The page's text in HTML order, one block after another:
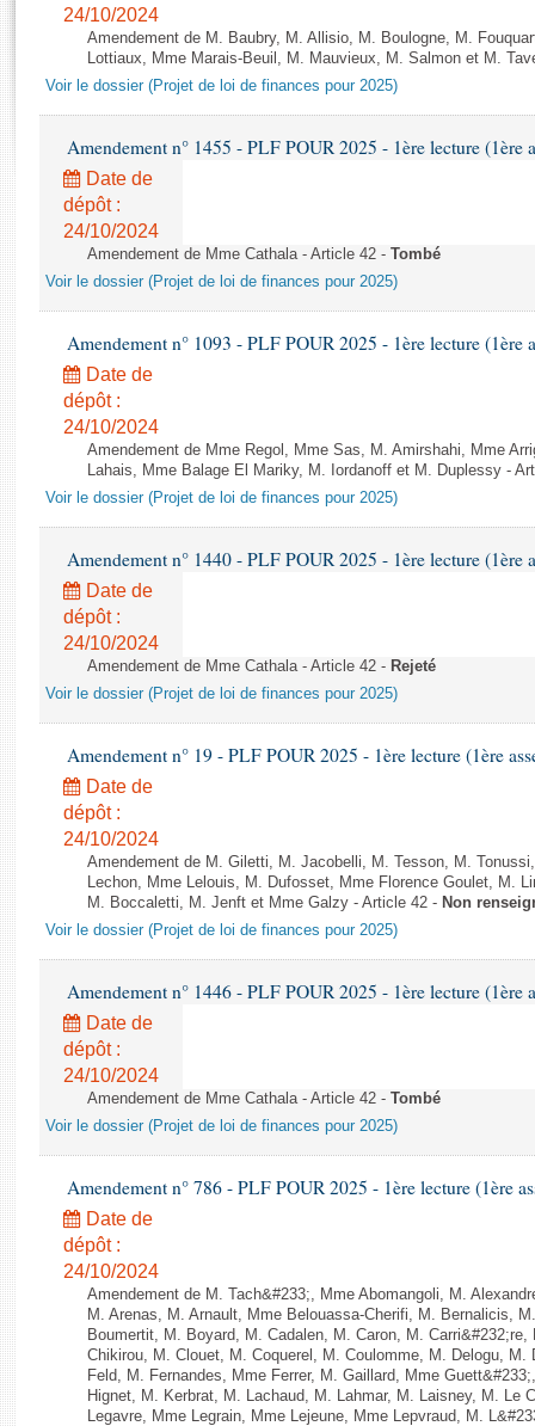
Rapports d'information
Rapports d'enquête
Rapports législatifs
Rapports sur l'application des lois
Baromètre de l’application des lois
Dossiers législatifs
Budget et sécurité sociale
Comptes rendus des débats
Anciennes législatures
Liens vers les sites publics
24/10/2024
Amendement de M. Baubry, M. Allisio, M. Boulogne, M.
Lottiaux, Mme Marais-Beuil, M. Mauvieux, M. Salmon et M.
Voir le dossier (Projet de loi de finances pour 2025)
Amendement n° 1455 - PLF POUR 2025 - 1ère lecture (1ère
Date de
dépôt :
24/10/2024
Amendement de Mme Cathala - Article 42 - Tombé
Voir le dossier (Projet de loi de finances pour 2025)
Amendement n° 1093 - PLF POUR 2025 - 1ère lecture (1ère
Date de
dépôt :
24/10/2024
Amendement de Mme Regol, Mme Sas, M. Amirshahi, Mme
Lahais, Mme Balage El Mariky, M. Iordanoff et M. Duplessy -
Voir le dossier (Projet de loi de finances pour 2025)
Amendement n° 1440 - PLF POUR 2025 - 1ère lecture (1ère
Date de
dépôt :
24/10/2024
Amendement de Mme Cathala - Article 42 - Rejeté
Voir le dossier (Projet de loi de finances pour 2025)
Amendement n° 19 - PLF POUR 2025 - 1ère lecture (1ère
Date de
dépôt :
24/10/2024
Amendement de M. Giletti, M. Jacobelli, M. Tesson, M.
Lechon, Mme Lelouis, M. Dufosset, Mme Florence Goulet, M.
M. Boccaletti, M. Jenft et Mme Galzy - Article 42 - Non
Voir le dossier (Projet de loi de finances pour 2025)
Amendement n° 1446 - PLF POUR 2025 - 1ère lecture (1ère
Date de
dépôt :
24/10/2024
Amendement de Mme Cathala - Article 42 - Tombé
Voir le dossier (Projet de loi de finances pour 2025)
Amendement n° 786 - PLF POUR 2025 - 1ère lecture (1ère
Date de
dépôt :
24/10/2024
Amendement de M. Tach&#233;, Mme Abomangoli, M.
M. Arenas, M. Arnault, Mme Belouassa-Cherifi, M. Bernalicis,
Boumertit, M. Boyard, M. Cadalen, M. Caron, M.
Chikirou, M. Clouet, M. Coquerel, M. Coulomme, M. Delogu, M.
Feld, M. Fernandes, Mme Ferrer, M. Gaillard, Mme
Hignet, M. Kerbrat, M. Lachaud, M. Lahmar, M. Laisney, M. Le
Legavre, Mme Legrain, Mme Lejeune, Mme Lepvraud, M.